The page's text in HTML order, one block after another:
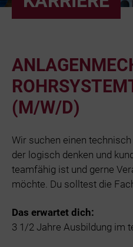
(M/W/D)
Wir suchen einen
der logisch denken und
teamfähig ist und gerne
möchte. Du solltest die
Das erwartet dich:
3 1/2 Jahre Ausbildung im